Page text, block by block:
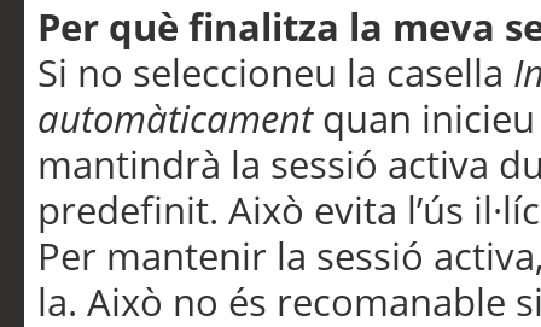
Per què finalitza la meva
Si no seleccioneu la casella
automàticamentquan inicieu
mantindrà la sessió activa
predefinit. Això evita l’ús
Per mantenir la sessió
la. Això no és recomanable